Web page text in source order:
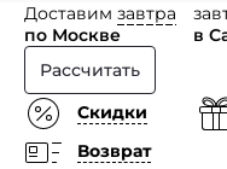
Доставим завтра
по Москве
в
Рассчитать
Скидки
Возврат